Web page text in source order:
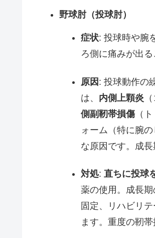
野球肘（投球肘）
症状: 投球時や腕
ろ側に痛みが出る
原因 : 投球動作の
は、 内側上顆炎
側副靭帯損傷 （
ォーム（特に腕
な原因です。成
対処:直ちに投球
薬の使用。成長
固定、リハビリ
ます。重度の靭